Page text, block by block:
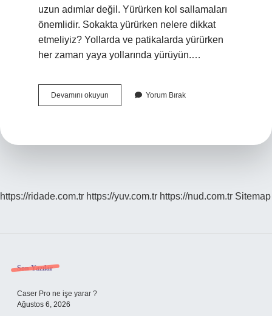
uzun adımlar değil. Yürürken kol sallamaları
önemlidir. Sokakta yürürken nelere dikkat
etmeliyiz? Yollarda ve patikalarda yürürken
her zaman yaya yollarında yürüyün.…
Devamını okuyun
Nasıl
Yorum Bırak
https://ridade.com.tr https://yuv.com.tr https://nud.com.tr Sitemap
Sidebar
Son Yazılar
Caser Pro ne işe yarar ?
Ağustos 6, 2026